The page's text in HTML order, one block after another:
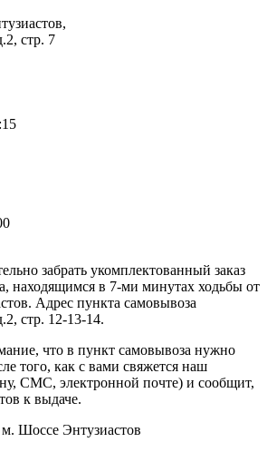
стр. 7
забрать укомплектованный заказ
находящимся в 7-ми минутах ходьбы от
Адрес пункта самовывоза
стр. 12-13-14.
что в пункт самовывоза нужно
того, как с вами свяжется наш
СМС, электронной почте) и сообщит,
к выдаче.
Шоссе Энтузиастов